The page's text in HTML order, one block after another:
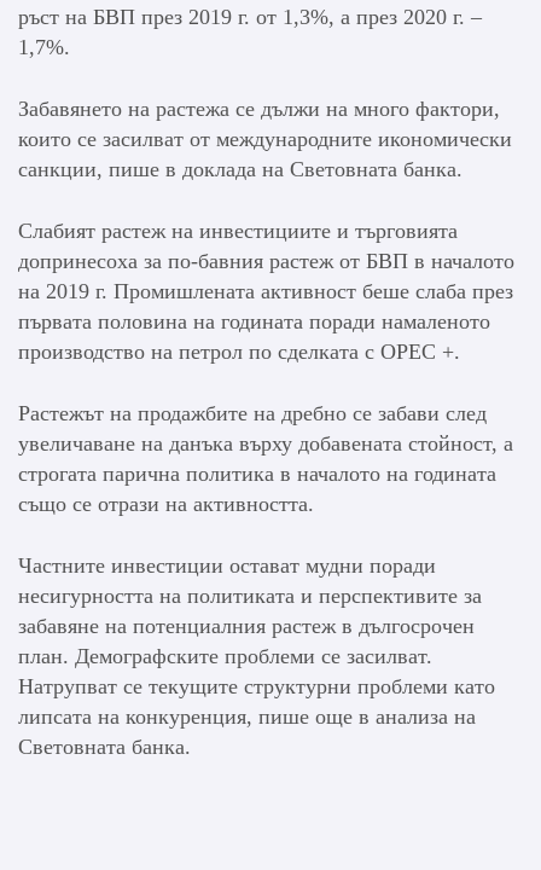
ръст на БВП през 2019 г. от 1,3%, а през 2020 г. –
1,7%.
Забавянето на растежа се дължи на много фактори,
които се засилват от международните икономически
санкции, пише в доклада на Световната банка.
Слабият растеж на инвестициите и търговията
допринесоха за по-бавния растеж от БВП в началото
на 2019 г. Промишлената активност беше слаба през
първата половина на годината поради намаленото
производство на петрол по сделката с OPEC +.
Растежът на продажбите на дребно се забави след
увеличаване на данъка върху добавената стойност, а
строгата парична политика в началото на годината
също се отрази на активността.
Частните инвестиции остават мудни поради
несигурността на политиката и перспективите за
забавяне на потенциалния растеж в дългосрочен
план. Демографските проблеми се засилват.
Натрупват се текущите структурни проблеми като
липсата на конкуренция, пише още в анализа на
Световната банка.